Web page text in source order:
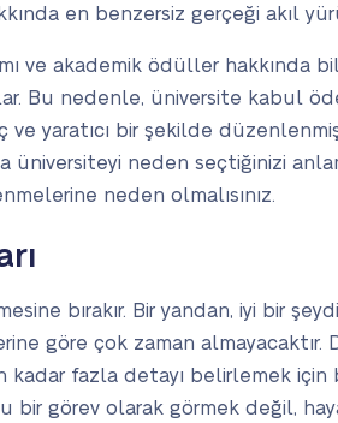
en benzersiz gerçeği akıl
ve akademik ödüller hakkında
Bu nedenle, üniversite kabul
ve yaratıcı bir şekilde
üniversiteyi neden seçtiğinizi
neden olmalısınız.
bırakır. Bir yandan, iyi bir
göre çok zaman almayacaktır.
kadar fazla detayı belirlemek için
görev olarak görmek değil,